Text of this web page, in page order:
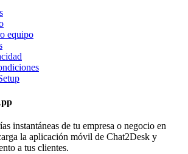
equipo
instantáneas de tu empresa o negocio en
la aplicación móvil de Chat2Desk y
a tus clientes.